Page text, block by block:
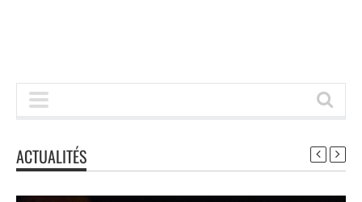
ACTUALITÉS